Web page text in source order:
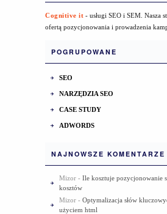
Cognitive it - usługi SEO i SEM. Nasza
ofertą pozycjonowania i prowadzenia
POGRUPOWANE
SEO
NARZĘDZIA SEO
CASE STUDY
ADWORDS
NAJNOWSZE KOMENTARZE
Mizor - Ile kosztuje pozycjonowanie
kosztów
Mizor - Optymalizacja słów
użyciem html